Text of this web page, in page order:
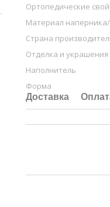
Ортопедические
Материал
Страна
Отделка и украшения
Наполнитель
Форма
Доставка